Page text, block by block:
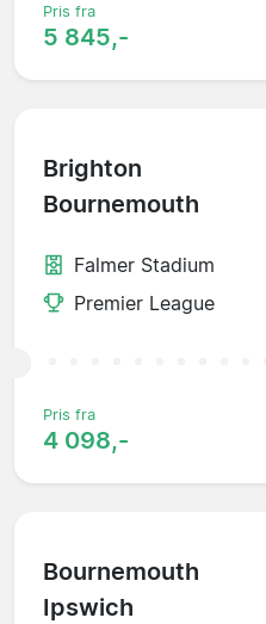
Pris fra
5 845,-
Brighton
Bournemouth
Falmer Stadium
Premier League
Pris fra
4 098,-
Bournemouth
Ipswich